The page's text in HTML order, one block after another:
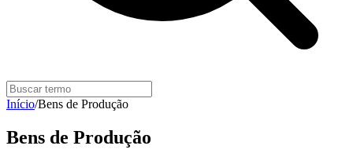
Início/Bens de Produção
Bens de Produção